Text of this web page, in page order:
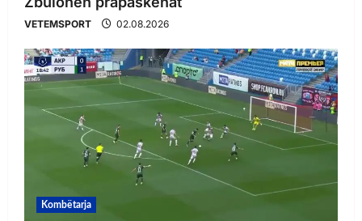
VETEMSPORT 02.08.2026
Kombëtarja